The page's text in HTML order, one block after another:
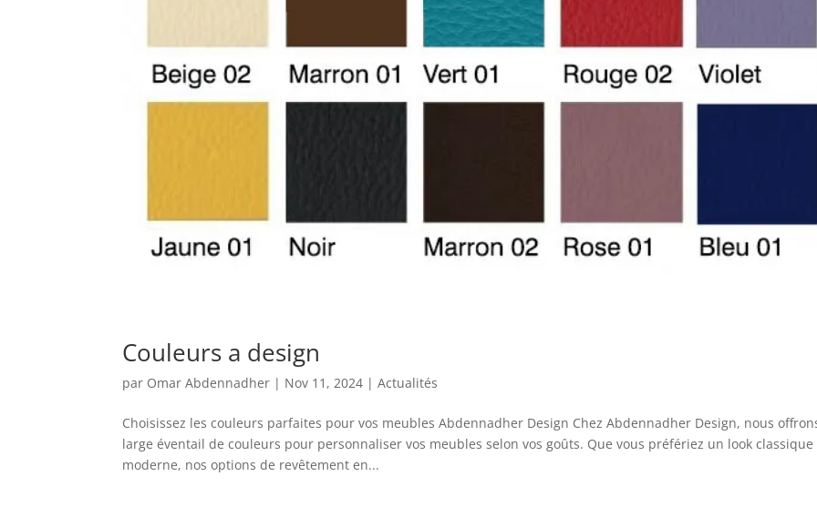
Couleurs a design
par Omar Abdennadher | Nov 11, 2024 |Actualités
Choisissez les couleurs parfaites pour vos meubles Abdennadher Design Chez Abdennadher Design, nous
large éventail de couleurs pour personnaliser vos meubles selon vos goûts. Que vous préfériez un look classique
moderne, nos options de revêtement en...